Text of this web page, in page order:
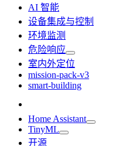
AI 智能
设备集成与控制
环境监测
危险响应
室内外定位
mission-pack-v3
smart-building
Home Assistant
TinyML
开源